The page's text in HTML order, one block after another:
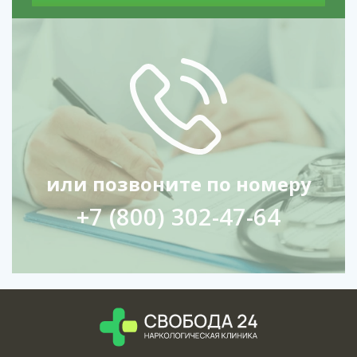
Алкоголь – не проблема, пока он не мешает жить. Но
если «перебор» случается – лучше решать это быстро и
без последствий.
или позвоните по номеру
+7 (800) 302-47-64